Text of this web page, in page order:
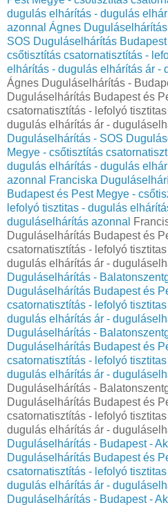
dugulás elhárítás - dugulás
azonnal Ágnes
SOS Duguláselhárítás
csőtisztítás csatornatisztítás -
elhárítás - dugulás elhárítás ár -
Ágnes Duguláselhárítás -
Duguláselhárítás Budapest és
csatornatisztítás - lefolyó
dugulás elhárítás ár -
Duguláselhárítás - SOS
Megye - csőtisztítás
dugulás elhárítás - dugulás
azonnal
Franciska
Budapest és Pest Megye -
lefolyó tisztitas - dugulás
duguláselhárítás azonnal
Duguláselhárítás Budapest és
csatornatisztítás - lefolyó
dugulás elhárítás ár -
Duguláselhárítás -
Duguláselhárítás Budapest és
csatornatisztítás - lefolyó
dugulás elhárítás ár -
Duguláselhárítás -
Duguláselhárítás Budapest és
csatornatisztítás - lefolyó
dugulás elhárítás ár -
Duguláselhárítás -
Duguláselhárítás Budapest és
csatornatisztítás - lefolyó
dugulás elhárítás ár -
Duguláselhárítás - Budapest -
Duguláselhárítás Budapest és
csatornatisztítás - lefolyó
dugulás elhárítás ár -
Duguláselhárítás - Budapest -